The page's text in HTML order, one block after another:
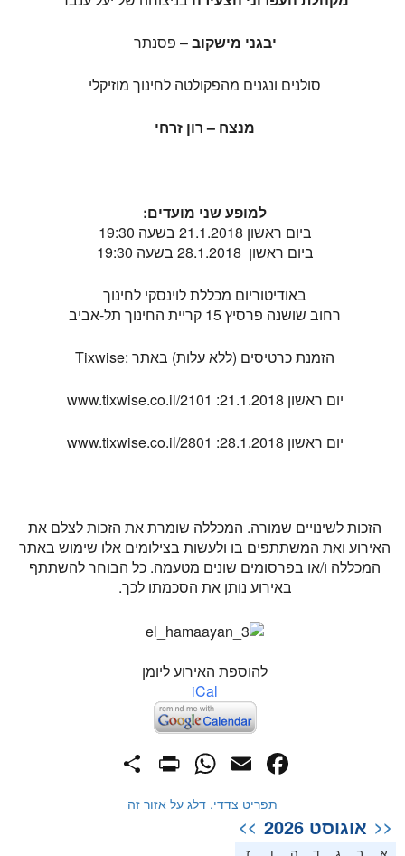
יבגני מישקוב– פסנתר
סולנים ונגנים מהפקולטה לחינוך מוזיקלי
מנצח – רון זרחי
למופע שני מועדים:
ביום ראשון 21.1.2018 בשעה 19:30
ביום ראשון 28.1.2018 בשעה 19:30
באודיטוריום מכללת לוינסקי לחינוך
רחוב שושנה פרסיץ 15 קריית החינוך תל-אביב
הזמנת כרטיסים (ללא עלות) באתר :Tixwise
יום ראשון 21.1.2018: www.tixwise.co.il/2101
יום ראשון 28.1.2018: www.tixwise.co.il/2801
הזכות לשינויים שמורה. המכללה שומרת את הזכות לצלם את
האירוע ואת המשתתפים בו ולעשות בצילומים אלו שימוש באתר
המכללה ו/או בפרסומים שונים מטעמה. כל הבוחר להשתתף
באירוע נותן את הסכמתו לכך.
להוספת האירוע ליומן
iCal
Facebook
Email
WhatsApp
תפריט צדדי. דלג על אזור זה
<< אוגוסט 2026 >>
א ב ד ה ז